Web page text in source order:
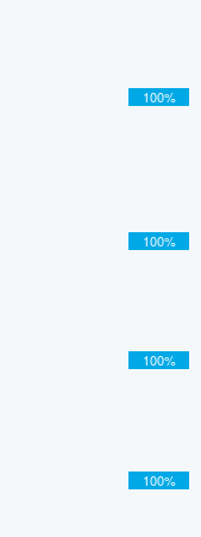
100%
100%
100%
100%